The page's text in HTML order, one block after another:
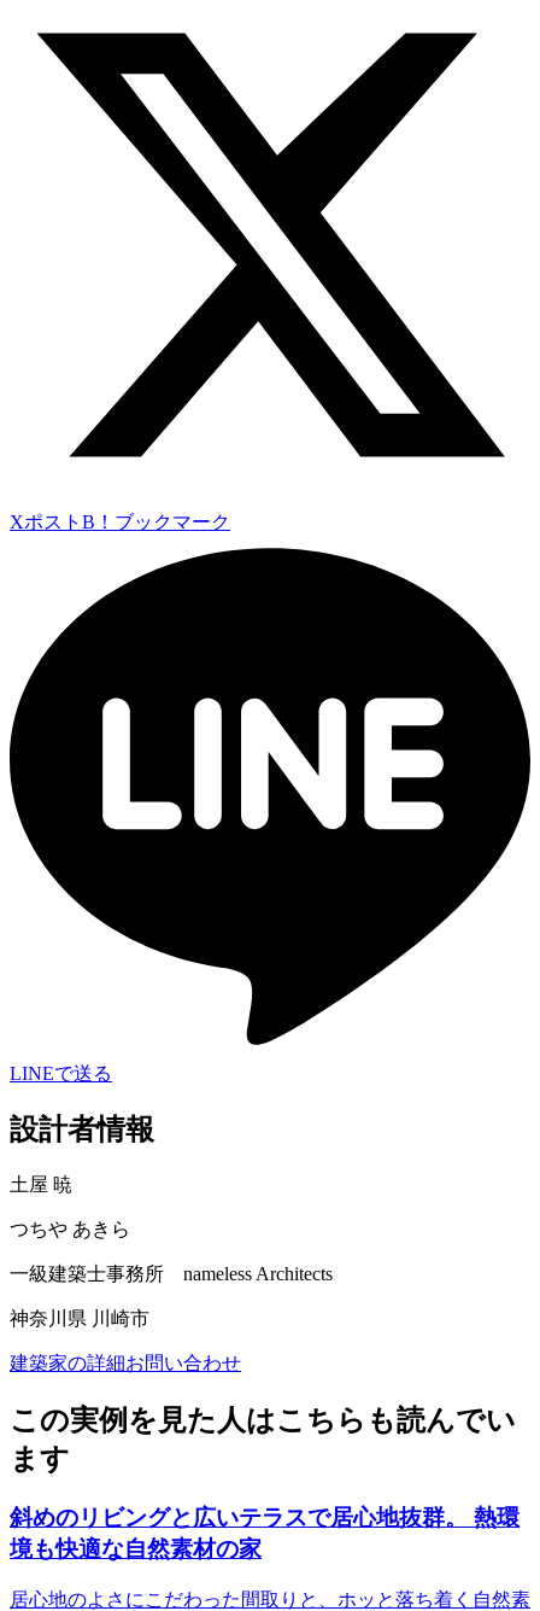
Xポスト B！ブックマーク
LINEで送る
設計者情報
土屋 暁
つちや あきら
一級建築士事務所 nameless Architects
神奈川県 川崎市
建築家の詳細お問い合わせ
この実例を見た人はこちらも読んでい
ます
斜めのリビングと広いテラスで居心地抜群。 熱環
境も快適な自然素材の家
居心地のよさにこだわった間取りと、ホッと落ち着く自然素